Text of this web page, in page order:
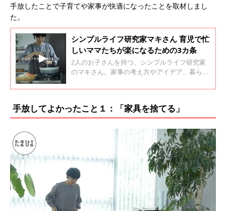
手放したことで子育てや家事が快適になったことを取材しまし
た。
シンプルライフ研究家マキさん 育児で忙
しいママたちが楽になるための3カ条
2人のお子さんを持つ、シンプルライフ研究家
のマキさん。家事の考え方やアイデア、暮らし
気があります。 そこで、日々てんやわんやして
「しない家事」を聞いてみました。
手放してよかったこと１：「家具を捨てる」